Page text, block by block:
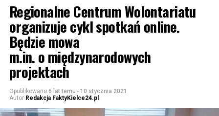
Regionalne Centrum Wolontariatu
organizuje cykl spotkań online.
Będzie mowa
m.in. o międzynarodowych
projektach
Opublikowano 6 lat temu - 10 stycznia 2021
Autor Redakcja FaktyKielce24.pl